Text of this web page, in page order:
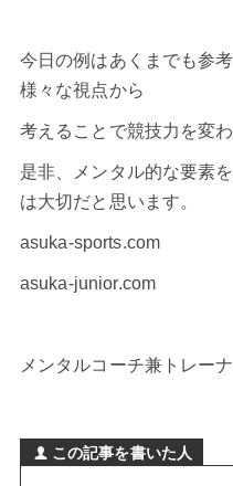
今日の例はあくまでも参
様々な視点から
考えることで競技力を変わ
是非、メンタル的な要素
は大切だと思います。
asuka-sports.com
asuka-junior.com
メンタルコーチ兼トレー
この記事を書いた人